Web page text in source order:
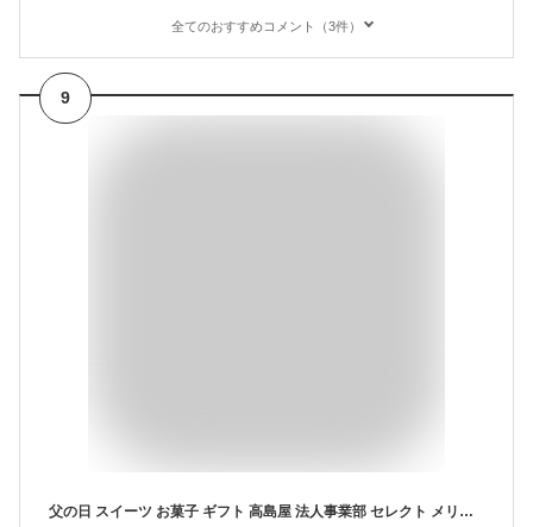
全てのおすすめコメント（3件）
9
父の日 スイーツ お菓子 ギフト 高島屋 法人事業部 セレクト メリーチョコレート カカオサブレアソート 14枚 28枚 42枚 / ギフトセレクション 高級 焼き菓子 百貨店お菓子 詰め合わせ 手土産 洋菓子 個包装 結婚 出産内祝い JGS cpj お返し 父の日ギフト